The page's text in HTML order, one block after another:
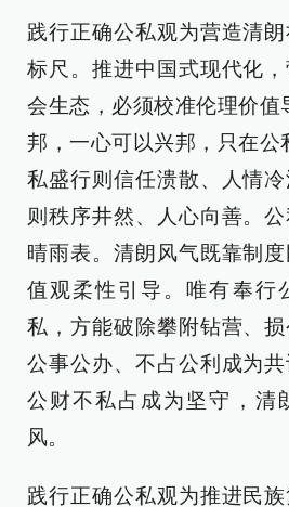
践行正确公私观为营造清
标尺。推进中国式现代化
会生态，必须校准伦理价值
邦，一心可以兴邦，只在公
私盛行则信任溃散、人情
则秩序井然、人心向善。
晴雨表。清朗风气既靠制
值观柔性引导。唯有奉行
私，方能破除攀附钻营、
公事公办、不占公利成为共
公财不私占成为坚守，清
风。
践行正确公私观为推进民